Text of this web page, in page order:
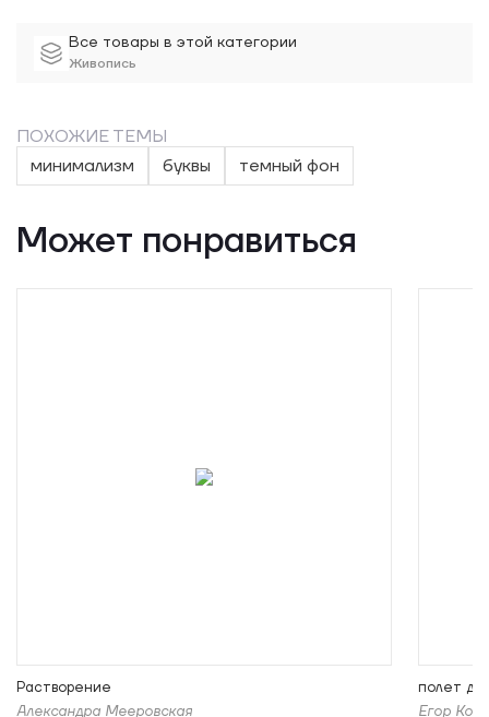
Все товары в этой категории
Живопись
ПОХОЖИЕ ТЕМЫ
минимализм
буквы темный фон
Может понравиться
Растворение
Александра Мееровская
полет
Егор